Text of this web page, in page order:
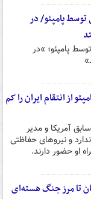
پامپئو/ در
پامپئو؛ »در
از انتقام ایران را کم
آمریکا و مدیر
و نیروهای حفاظتی
او حضور دارند.
تا مرز جنگ هسته‌ای